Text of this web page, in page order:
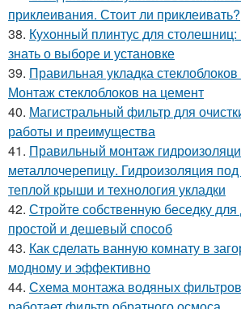
приклеивания. Стоит ли приклеивать?
38. Кухонный плинтус для столешниц:
знать о выборе и установке
39. Правильная укладка
Монтаж стеклоблоков на цемент
40. Магистральный фильтр для
работы и преимущества
41. Правильный монтаж
металлочерепицу. Гидроизоляция
теплой крыши и технология укладки
42. Стройте собственную беседку
простой и дешевый способ
43. Как сделать ванную комнату в
модному и эффективно
44. Схема монтажа водяных